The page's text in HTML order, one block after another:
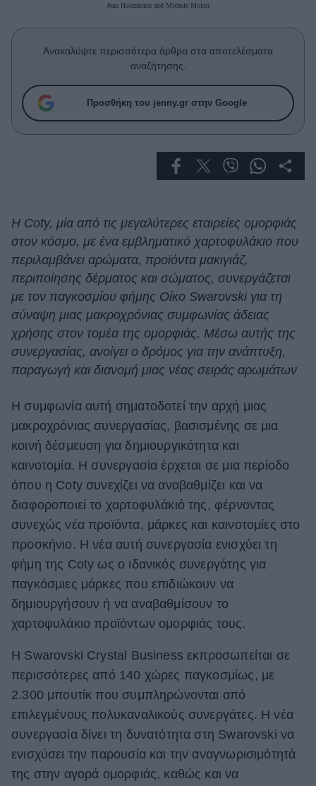
Who
True Stories
Success Stories
Ζώδια
Cooking
Green
Αφιερώματα
ΒΟΞ
Women's Forum
Hautes Grecians
Γάμος
Market News
Jean Holtzmann and Michele Molon
Ανακαλύψτε περισσότερα άρθρα στα αποτελέσματα
αναζήτησης.
Προσθήκη του jenny.gr στην Google
Η Coty, μία από τις μεγαλύτερες εταιρείες ομορφιάς
στον κόσμο, με ένα εμβληματικό χαρτοφυλάκιο που
περιλαμβάνει αρώματα, προϊόντα μακιγιάζ,
περιποίησης δέρματος και σώματος, συνεργάζεται
με τον παγκοσμίου φήμης Οίκο Swarovski για τη
σύναψη μιας μακροχρόνιας συμφωνίας άδειας
χρήσης στον τομέα της ομορφιάς. Μέσω αυτής της
συνεργασίας, ανοίγει ο δρόμος για την ανάπτυξη,
παραγωγή και διανομή μιας νέας σειράς αρωμάτων
Η συμφωνία αυτή σηματοδοτεί την αρχή μιας
μακροχρόνιας συνεργασίας, βασισμένης σε μια
κοινή δέσμευση για δημιουργικότητα και
καινοτομία. Η συνεργασία έρχεται σε μια περίοδο
όπου η Coty συνεχίζει να αναβαθμίζει και να
διαφοροποιεί το χαρτοφυλάκιό της, φέρνοντας
συνεχώς νέα προϊόντα, μάρκες και καινοτομίες στο
προσκήνιο. Η νέα αυτή συνεργασία ενισχύει τη
φήμη της Coty ως ο ιδανικός συνεργάτης για
παγκόσμιες μάρκες που επιδιώκουν να
δημιουργήσουν ή να αναβαθμίσουν το
χαρτοφυλάκιο προϊόντων ομορφιάς τους.
Η Swarovski Crystal Business εκπροσωπείται σε
περισσότερες από 140 χώρες παγκοσμίως, με
2.300 μπουτίκ που συμπληρώνονται από
επιλεγμένους πολυκαναλικούς συνεργάτες. Η νέα
συνεργασία δίνει τη δυνατότητα στη Swarovski να
ενισχύσει την παρουσία και την αναγνωρισιμότητά
της στην αγορά ομορφιάς, καθώς και να